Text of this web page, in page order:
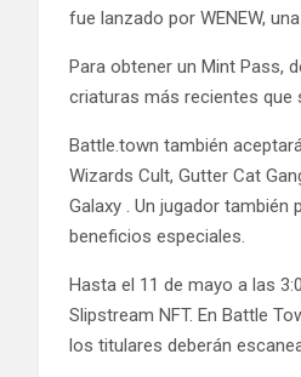
fue lanzado por WENEW,
Para obtener un Mint Pass,
criaturas más recientes que
Battle.town también
Wizards Cult, Gutter Cat
Galaxy . Un jugador
beneficios especiales.
Hasta el 11 de mayo a las
Slipstream NFT. En Battle
los titulares deberán